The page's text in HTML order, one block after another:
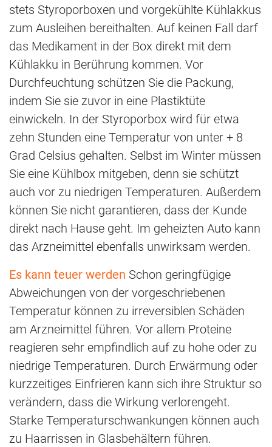
stets Styroporboxen und vorgekühlte Kühlakkus
zum Ausleihen bereithalten. Auf keinen Fall darf
das Medikament in der Box direkt mit dem
Kühlakku in Berührung kommen. Vor
Durchfeuchtung schützen Sie die Packung,
indem Sie sie zuvor in eine Plastiktüte
einwickeln. In der Styroporbox wird für etwa
zehn Stunden eine Temperatur von unter + 8
Grad Celsius gehalten. Selbst im Winter müssen
Sie eine Kühlbox mitgeben, denn sie schützt
auch vor zu niedrigen Temperaturen. Außerdem
können Sie nicht garantieren, dass der Kunde
direkt nach Hause geht. Im geheizten Auto kann
das Arzneimittel ebenfalls unwirksam werden.
Es kann teuer werden Schon geringfügige
Abweichungen von der vorgeschriebenen
Temperatur können zu irreversiblen Schäden
am Arzneimittel führen. Vor allem Proteine
reagieren sehr empfindlich auf zu hohe oder zu
niedrige Temperaturen. Durch Erwärmung oder
kurzzeitiges Einfrieren kann sich ihre Struktur so
verändern, dass die Wirkung verlorengeht.
Starke Temperaturschwankungen können auch
zu Haarrissen in Glasbehältern führen.